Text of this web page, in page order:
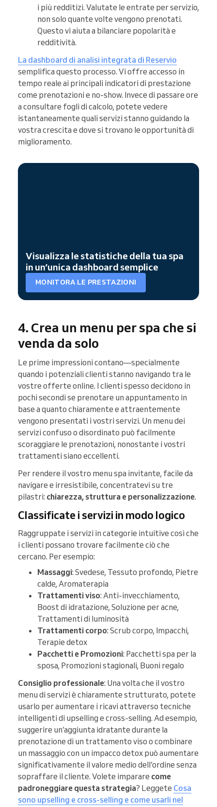
i più redditizi. Valutate le entrate per servizio,
non solo quante volte vengono prenotati.
Questo vi aiuta a bilanciare popolarità e
redditività.
La dashboard di analisi integrata di Reservio
semplifica questo processo. Vi offre accesso in
tempo reale ai principali indicatori di prestazione
come prenotazioni e no-show. Invece di passare ore
a consultare fogli di calcolo, potete vedere
istantaneamente quali servizi stanno guidando la
vostra crescita e dove si trovano le opportunità di
miglioramento.
Visualizza le statistiche della tua spa
in un’unica dashboard semplice
MONITORA LE PRESTAZIONI
4. Crea un menu per spa che si
venda da solo
Le prime impressioni contano—specialmente
quando i potenziali clienti stanno navigando tra le
vostre offerte online. I clienti spesso decidono in
pochi secondi se prenotare un appuntamento in
base a quanto chiaramente e attraentemente
vengono presentati i vostri servizi. Un menu dei
servizi confuso o disordinato può facilmente
scoraggiare le prenotazioni, nonostante i vostri
trattamenti siano eccellenti.
Per rendere il vostro menu spa invitante, facile da
navigare e irresistibile, concentratevi su tre
pilastri: chiarezza, struttura e personalizzazione.
Classificate i servizi in modo logico
Raggruppate i servizi in categorie intuitive così che
i clienti possano trovare facilmente ciò che
cercano. Per esempio:
Massaggi: Svedese, Tessuto profondo, Pietre
calde, Aromaterapia
Trattamenti viso: Anti-invecchiamento,
Boost di idratazione, Soluzione per acne,
Trattamenti di luminosità
Trattamenti corpo: Scrub corpo, Impacchi,
Terapie detox
Pacchetti e Promozioni: Pacchetti spa per la
sposa, Promozioni stagionali, Buoni regalo
Consiglio professionale: Una volta che il vostro
menu di servizi è chiaramente strutturato, potete
usarlo per aumentare i ricavi attraverso tecniche
intelligenti di upselling e cross-selling. Ad esempio,
suggerire un’aggiunta idratante durante la
prenotazione di un trattamento viso o combinare
un massaggio con un impacco detox può aumentare
significativamente il valore medio dell’ordine senza
sopraffare il cliente. Volete imparare come
padroneggiare questa strategia? Leggete Cosa
sono upselling e cross-selling e come usarli nel